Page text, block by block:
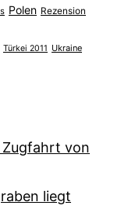
Polen Rezension
Türkei 2011 Ukraine